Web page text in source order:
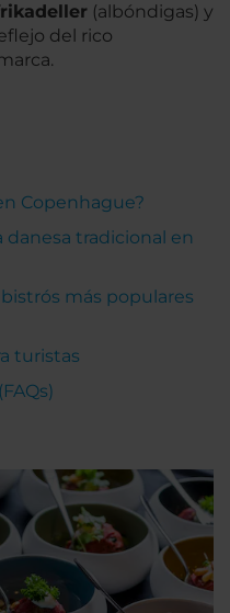
(albóndigas) y
del rico
Copenhague?
tradicional en
bistrós más populares
turistas